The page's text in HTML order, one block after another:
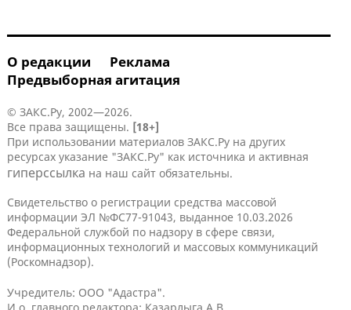
О редакции
Реклама
Предвыборная агитация
© ЗАКС.Ру, 2002—2026.
Все права защищены. [18+]
При использовании материалов ЗАКС.Ру на других
ресурсах указание "ЗАКС.Ру" как источника и активная
гиперссылка на наш сайт обязательны.
Свидетельство о регистрации средства массовой
информации ЭЛ №ФС77-91043, выданное 10.03.2026
Федеральной службой по надзору в сфере связи,
информационных технологий и массовых коммуникаций
(Роскомнадзор).
Учредитель: ООО "Адастра".